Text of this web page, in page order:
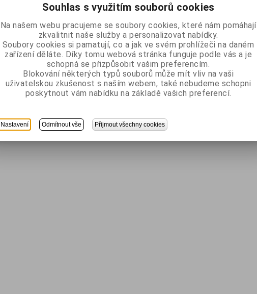
Souhlas s využitím souborů cookies
Na našem webu pracujeme se soubory cookies, které nám pomáhají
zkvalitnit naše služby a personalizovat nabídky.
Soubory cookies si pamatují, co a jak ve svém prohlížeči na daném
zařízení děláte. Díky tomu webová stránka funguje podle vás a je
schopná se přizpůsobit vašim preferencím.
Blokování některých typů souborů může mít vliv na vaši
uživatelskou zkušenost s naším webem, také nebudeme schopni
poskytnout vám nabídku na základě vašich preferencí.
Nastavení Odmítnout vše Přijmout všechny cookies